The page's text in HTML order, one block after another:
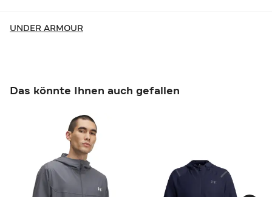
UNDER ARMOUR
Das könnte Ihnen auch gefallen